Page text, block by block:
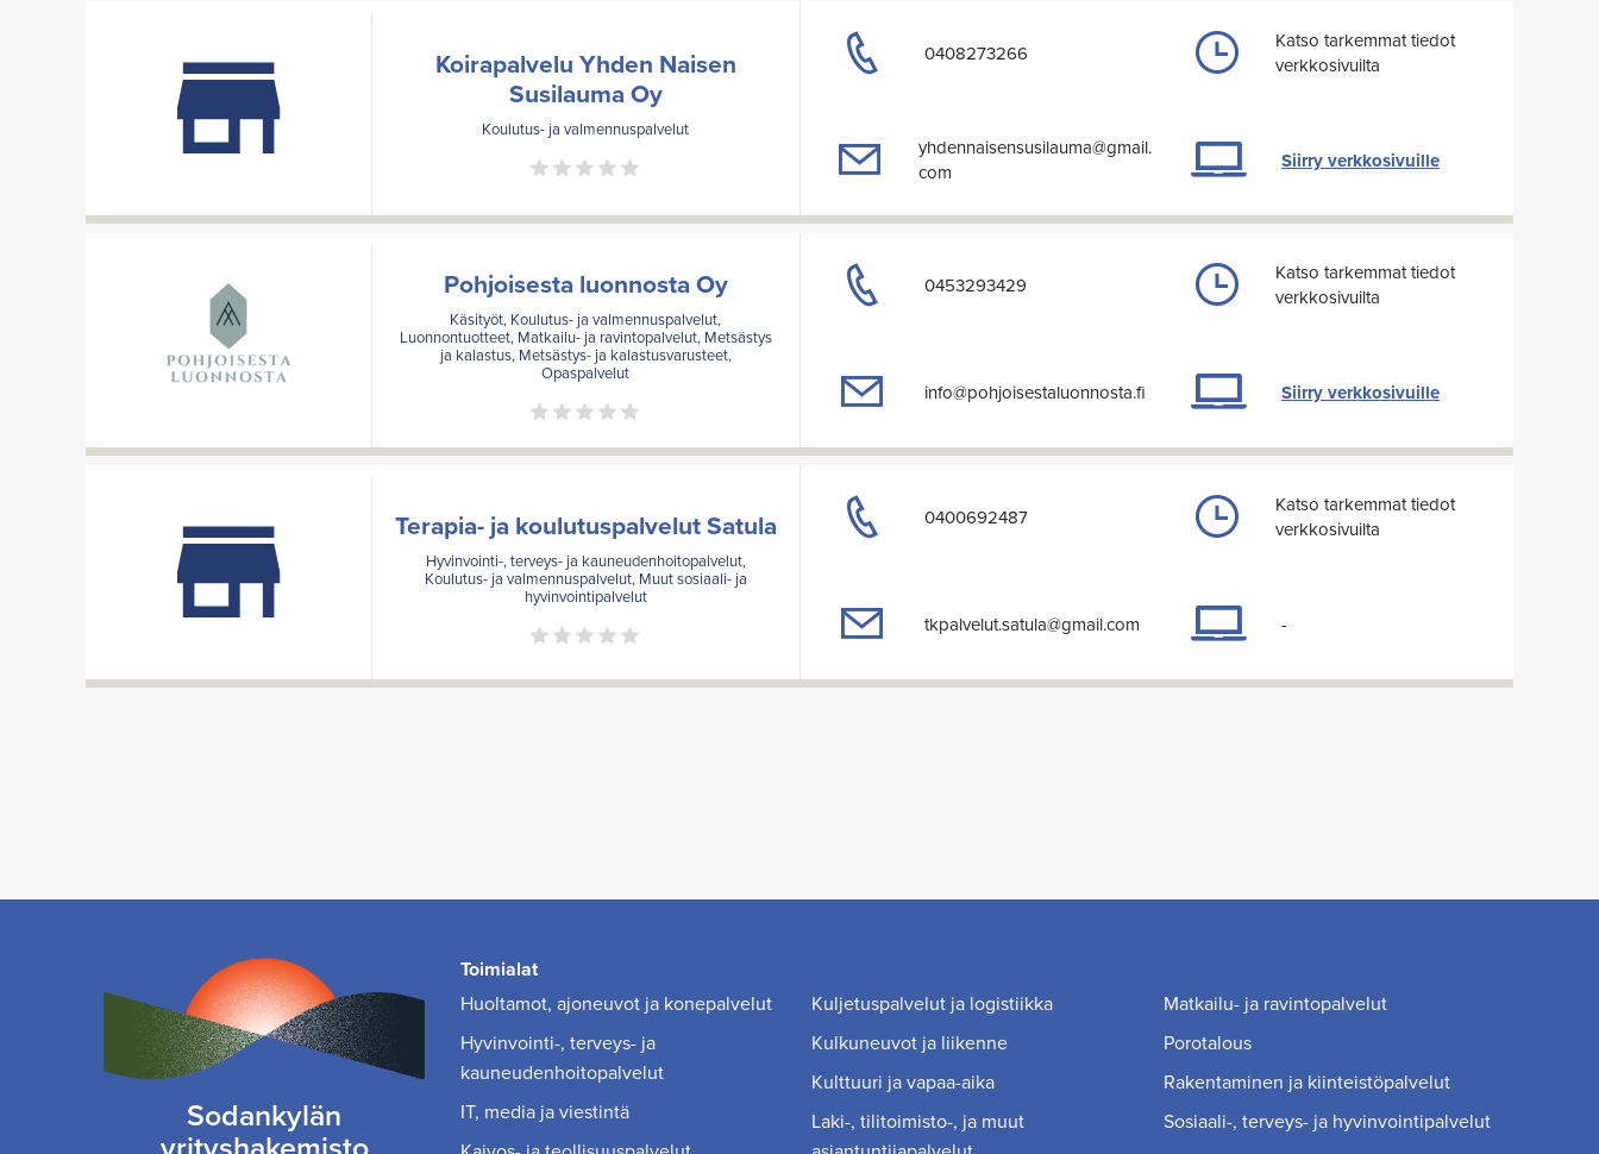
Koirapalvelu Yhden Naisen
Susilauma Oy
Koulutus- ja valmennuspalvelut
0408273266
yhdennaisensusilauma@gmail.
com
Katso tarkemmat tiedot
verkkosivuilta
Siirry verkkosivuille
Pohjoisesta luonnosta Oy
Käsityöt, Koulutus- ja valmennuspalvelut,
Luonnontuotteet, Matkailu- ja ravintopalvelut, Metsästys
ja kalastus, Metsästys- ja kalastusvarusteet,
Opaspalvelut
0453293429
info@pohjoisestaluonnosta.fi
Katso tarkemmat tiedot
verkkosivuilta
Siirry verkkosivuille
Terapia- ja koulutuspalvelut Satula
Hyvinvointi-, terveys- ja kauneudenhoitopalvelut,
Koulutus- ja valmennuspalvelut, Muut sosiaali- ja
hyvinvointipalvelut
0400692487
tkpalvelut.satula@gmail.com
Katso tarkemmat tiedot
verkkosivuilta
-
Sodankylän
Toimialat
Huoltamot, ajoneuvot ja konepalvelut
Hyvinvointi-, terveys- ja
kauneudenhoitopalvelut
IT, media ja viestintä
Kuljetuspalvelut ja logistiikka
Kulkuneuvot ja liikenne
Kulttuuri ja vapaa-aika
Laki-, tilitoimisto-, ja muut
Matkailu- ja ravintopalvelut
Porotalous
Rakentaminen ja kiinteistöpalvelut
Sosiaali-, terveys- ja hyvinvointipalvelut